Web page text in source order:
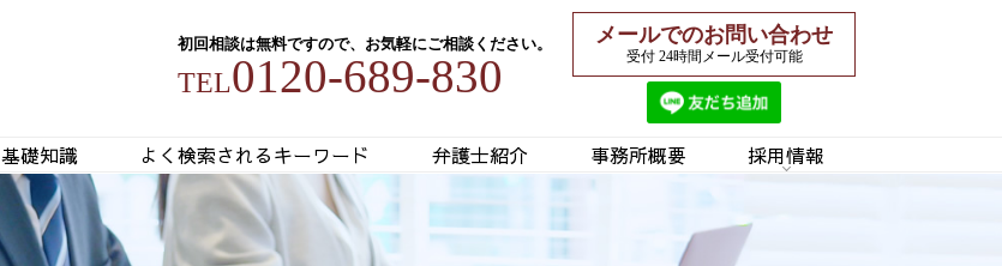
初回相談は無料ですので、お気軽にご相談ください。
TEL0120-689-830
メールでのお問い合わせ
受付 24時間メール受付可能
基礎知識 よく検索されるキーワード 弁護士紹介 事務所概要 採用情報